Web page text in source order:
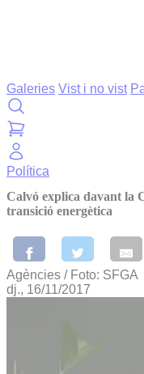
Galeries Vist i no vist
Política
Calvó explica davant la
transició energètica
Agències / Foto: SFGA
dj., 16/11/2017